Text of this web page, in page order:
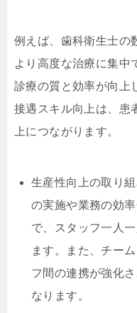
例えば、歯科衛生士の
より高度な治療に集中
診療の質と効率が向上
接遇スキル向上は、患
上につながります。
生産性向上の取り
の実施や業務の効
で、スタッフ一人
ます。また、チー
フ間の連携が強化
なります。